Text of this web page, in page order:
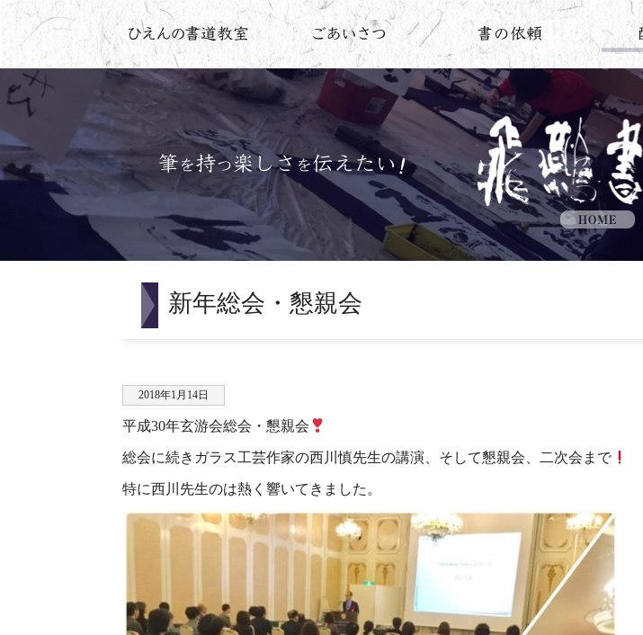
新年総会・懇親会
2018年1月14日
平成30年玄游会総会・懇親会
総会に続きガラス工芸作家の西川慎先生の講演、そして懇親会、二次会まで
特に西川先生のは熱く響いてきました。